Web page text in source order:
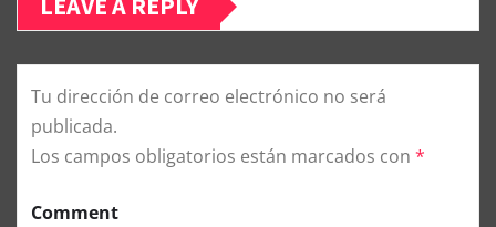
Tu dirección de correo electrónico no será
publicada.
Los campos obligatorios están marcados con *
Comment